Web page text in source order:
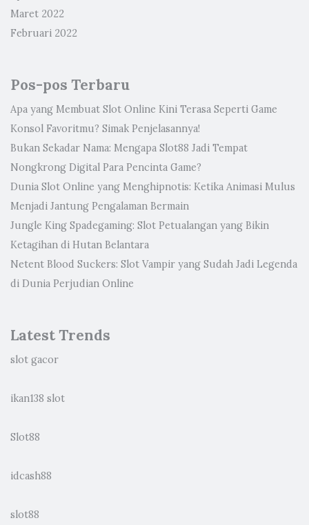
Maret 2022
Februari 2022
Pos-pos Terbaru
Apa yang Membuat Slot Online Kini Terasa Seperti Game
Konsol Favoritmu? Simak Penjelasannya!
Bukan Sekadar Nama: Mengapa Slot88 Jadi Tempat
Nongkrong Digital Para Pencinta Game?
Dunia Slot Online yang Menghipnotis: Ketika Animasi Mulus
Menjadi Jantung Pengalaman Bermain
Jungle King Spadegaming: Slot Petualangan yang Bikin
Ketagihan di Hutan Belantara
Netent Blood Suckers: Slot Vampir yang Sudah Jadi Legenda
di Dunia Perjudian Online
Latest Trends
slot gacor
ikan138 slot
Slot88
idcash88
slot88